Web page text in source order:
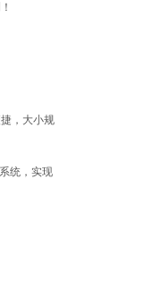
，大小规
统，实现